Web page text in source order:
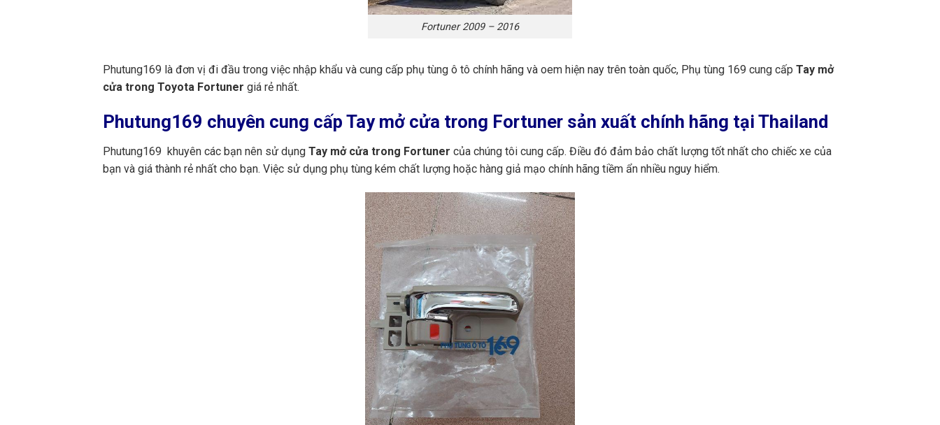
Fortuner 2009 – 2016
Phutung169 là đơn vị đi đầu trong việc nhập khẩu và cung cấp phụ tùng ô tô chính hãng và oem hiện nay trên toàn quốc, Phụ tùng 169 cung cấp Tay mở
cửa trong Toyota Fortuner giá rẻ nhất.
Phutung169 chuyên cung cấp Tay mở cửa trong Fortuner sản xuất chính hãng tại Thailand
Phutung169 khuyên các bạn nên sử dụng Tay mở cửa trong Fortuner của chúng tôi cung cấp. Điều đó đảm bảo chất lượng tốt nhất cho chiếc xe của
bạn và giá thành rẻ nhất cho bạn. Việc sử dụng phụ tùng kém chất lượng hoặc hàng giả mạo chính hãng tiềm ẩn nhiều nguy hiểm.